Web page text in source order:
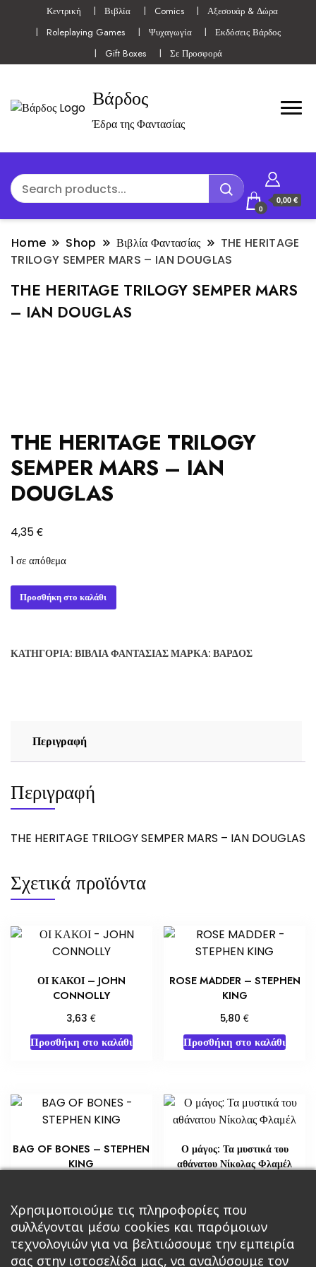
Κεντρική Βιβλία Comics
Αξεσουάρ & Δώρα
Roleplaying Games
Ψυχαγωγία
Εκδόσεις Βάρδος
Gift Boxes
Σε Προσφορά
Βάρδος
Έδρα της Φαντασίας
0
0,00 €
Home Shop Βιβλία Φαντασίας
THE HERITAGE
TRILOGY SEMPER MARS – IAN DOUGLAS
THE HERITAGE TRILOGY SEMPER MARS
– IAN DOUGLAS
THE HERITAGE TRILOGY
SEMPER MARS – IAN
DOUGLAS
4,35€
1 σε απόθεμα
THE
HERITAGE
MARS
Προσθήκη στο καλάθι
ΚΑΤΗΓΟΡΊΑ: ΒΙΒΛΊΑ ΦΑΝΤΑΣΊΑΣΜΆΡΚΑ: ΒΆΡΔΟΣ
Περιγραφή
Περιγραφή
THE HERITAGE TRILOGY SEMPER MARS – IAN DOUGLAS
Σχετικά προϊόντα
ΟΙ ΚΑΚΟΙ – JOHN
CONNOLLY
3,63€
Προσθήκη στο καλάθι
ROSE MADDER – STEPHEN
KING
5,80€
Προσθήκη στο καλάθι
BAG OF BONES – STEPHEN
KING
Διαβάστε περισσότερα
Ο μάγος: Τα μυστικά του
αθάνατου Νίκολας Φλαμέλ
Διαβάστε περισσότερα
Χρησιμοποιούμε τις πληροφορίες που
συλλέγονται μέσω cookies και παρόμοιων
τεχνολογιών για να βελτιώσουμε την εμπειρία
σας στην ιστοσελίδα μας, να αναλύσουμε τον